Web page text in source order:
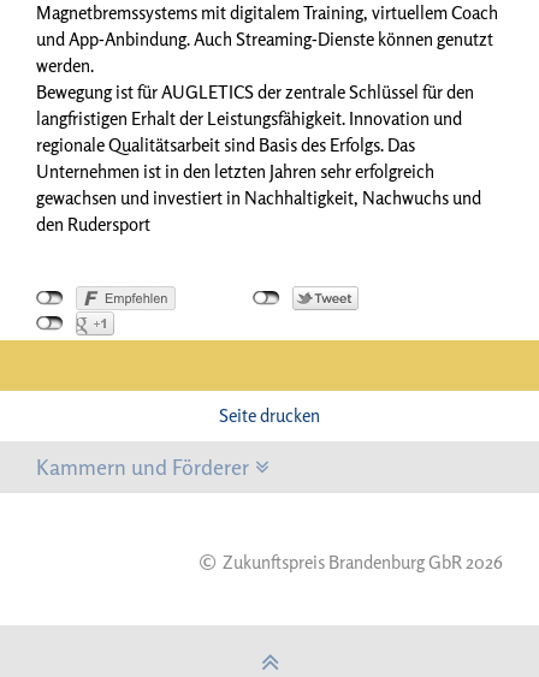
Magnetbremssystems mit digitalem Training, virtuellem Coach
und App-Anbindung. Auch Streaming-Dienste können genutzt
werden.
Bewegung ist für AUGLETICS der zentrale Schlüssel für den
langfristigen Erhalt der Leistungsfähigkeit. Innovation und
regionale Qualitätsarbeit sind Basis des Erfolgs. Das
Unternehmen ist in den letzten Jahren sehr erfolgreich
gewachsen und investiert in Nachhaltigkeit, Nachwuchs und
den Rudersport
Seite drucken
Kammern und Förderer
© Zukunftspreis Brandenburg GbR 2026